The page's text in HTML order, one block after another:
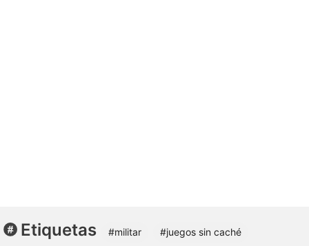
Etiquetas #militar #juegos sin caché